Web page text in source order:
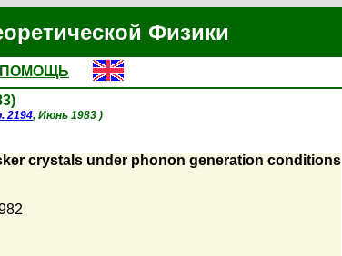
Физики
ПОМОЩЬ
2194, Июнь 1983 )
crystals under phonon generation conditions